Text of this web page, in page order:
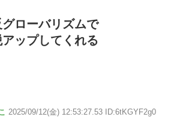
ローバリズムで
ップしてくれる
2025/09/12(金) 12:53:27.53 ID:6tKGYF2g0